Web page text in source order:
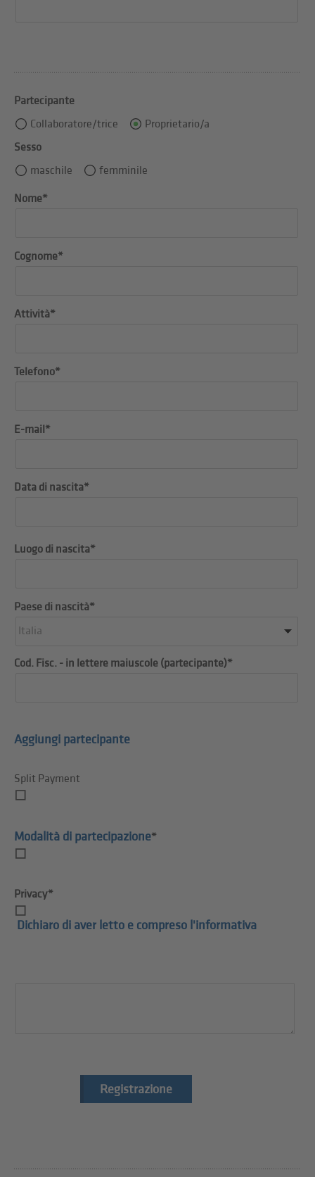
Partecipante
Collaboratore/trice
Proprietario/a
Sesso
maschile
femminile
Nome*
Cognome*
Attività*
Telefono*
E-mail*
Data di nascita*
Luogo di nascita*
Paese di nascità*
Italia
Cod. Fisc. - in lettere maiuscole (partecipante)*
Aggiungi partecipante
Split Payment
Modalità di partecipazione*
Privacy*
Dichiaro di aver letto e compreso l'informativa
Registrazione